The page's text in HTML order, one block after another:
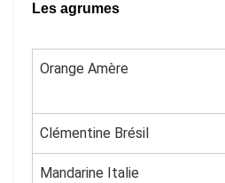
Les agrumes
Orange Amère
Clémentine Brésil
Mandarine Italie